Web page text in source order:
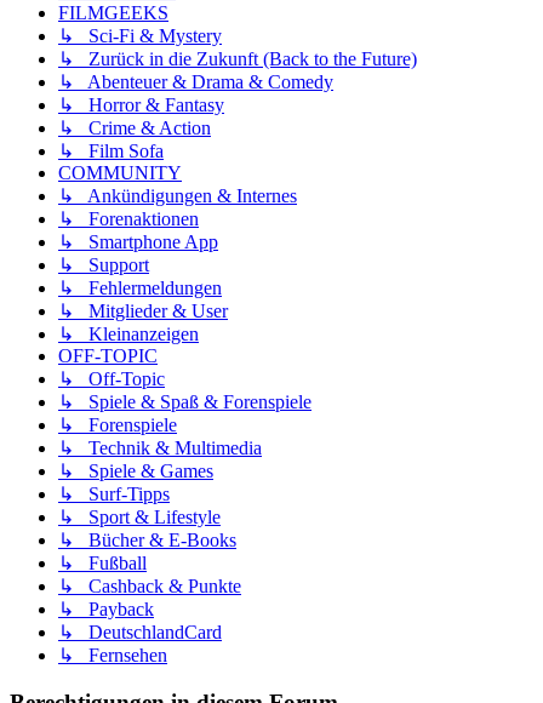
FILMGEEKS
↳ Sci-Fi & Mystery
↳ Zurück in die Zukunft (Back to the Future)
↳ Abenteuer & Drama & Comedy
↳ Horror & Fantasy
↳ Crime & Action
↳ Film Sofa
COMMUNITY
↳ Ankündigungen & Internes
↳ Forenaktionen
↳ Smartphone App
↳ Support
↳ Fehlermeldungen
↳ Mitglieder & User
↳ Kleinanzeigen
OFF-TOPIC
↳ Off-Topic
↳ Spiele & Spaß & Forenspiele
↳ Forenspiele
↳ Technik & Multimedia
↳ Spiele & Games
↳ Surf-Tipps
↳ Sport & Lifestyle
↳ Bücher & E-Books
↳ Fußball
↳ Cashback & Punkte
↳ Payback
↳ DeutschlandCard
↳ Fernsehen